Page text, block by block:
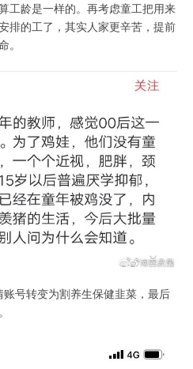
工龄是一样的。再考虑童工把用来
排的工了，其实人家更辛苦，提前
。
账号转变为割养生保健韭菜，最后